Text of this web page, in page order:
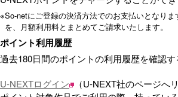
※So-netにご登録の決済方法でのお支払いとなり
を、月額利用料とまとめてご請求いたします。
ポイント利用履歴
過去180日間のポイントの利用履歴を確認す
U-NEXTログイン
（U-NEXT社のページへ